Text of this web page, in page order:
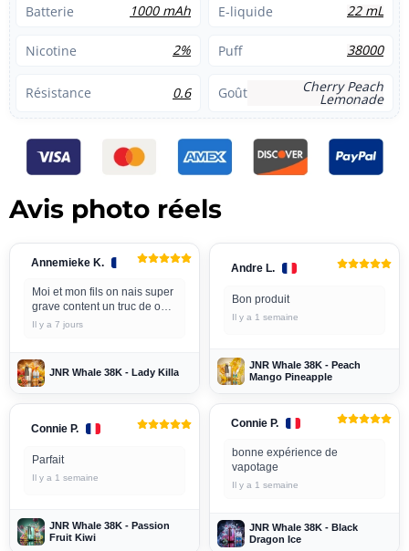
Batterie 1000 mAh E-liquide 22 mL
Nicotine 2% Puff 38000
Résistance 0.6 Goût Cherry Peach
Lemonade
Avis photo réels
Annemieke K.
Moi et mon fils on nais super
grave content un truc de ouf
merci beaucoup
Il y a 7 jours
JNR Whale 38K - Lady Killa
Andre L.
Bon produit
Il y a 1 semaine
JNR Whale 38K - Peach
Mango Pineapple
Connie P.
Parfait
Il y a 1 semaine
JNR Whale 38K - Passion
Fruit Kiwi
Connie P.
bonne expérience de
vapotage
Il y a 1 semaine
JNR Whale 38K - Black
Dragon Ice